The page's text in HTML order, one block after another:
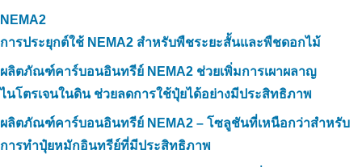
NEMA2
การประยุกต์ใช้ NEMA2 สำหรับพืชระยะสั้นและพืชดอกไม้
ผลิตภัณฑ์คาร์บอนอินทรีย์ NEMA2 ช่วยเพิ่มการเผาผลาญ
ไนโตรเจนในดิน ช่วยลดการใช้ปุ๋ยได้อย่างมีประสิทธิภาพ
ผลิตภัณฑ์คาร์บอนอินทรีย์ NEMA2 – โซลูชันที่เหนือกว่าสำหรับ
การทำปุ๋ยหมักอินทรีย์ที่มีประสิทธิภาพ